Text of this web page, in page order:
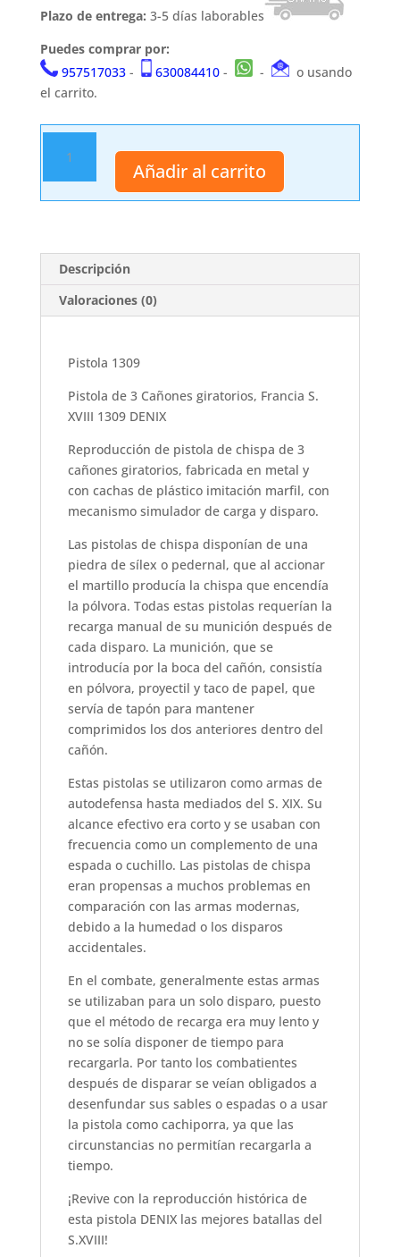
Plazo de entrega: 3-5 días laborables
Puedes comprar por:
957517033- 630084410- -
o usando
el carrito.
1309
cantidad
Añadir al carrito
Descripción
Valoraciones (0)
Pistola 1309
Pistola de 3 Cañones giratorios, Francia S.
XVIII 1309 DENIX
Reproducción de pistola de chispa de 3
cañones giratorios, fabricada en metal y
con cachas de plástico imitación marfil, con
mecanismo simulador de carga y disparo.
Las pistolas de chispa disponían de una
piedra de sílex o pedernal, que al accionar
el martillo producía la chispa que encendía
la pólvora. Todas estas pistolas requerían la
recarga manual de su munición después de
cada disparo. La munición, que se
introducía por la boca del cañón, consistía
en pólvora, proyectil y taco de papel, que
servía de tapón para mantener
comprimidos los dos anteriores dentro del
cañón.
Estas pistolas se utilizaron como armas de
autodefensa hasta mediados del S. XIX. Su
alcance efectivo era corto y se usaban con
frecuencia como un complemento de una
espada o cuchillo. Las pistolas de chispa
eran propensas a muchos problemas en
comparación con las armas modernas,
debido a la humedad o los disparos
accidentales.
En el combate, generalmente estas armas
se utilizaban para un solo disparo, puesto
que el método de recarga era muy lento y
no se solía disponer de tiempo para
recargarla. Por tanto los combatientes
después de disparar se veían obligados a
desenfundar sus sables o espadas o a usar
la pistola como cachiporra, ya que las
circunstancias no permitían recargarla a
tiempo.
¡Revive con la reproducción histórica de
esta pistola DENIX las mejores batallas del
S.XVIII!